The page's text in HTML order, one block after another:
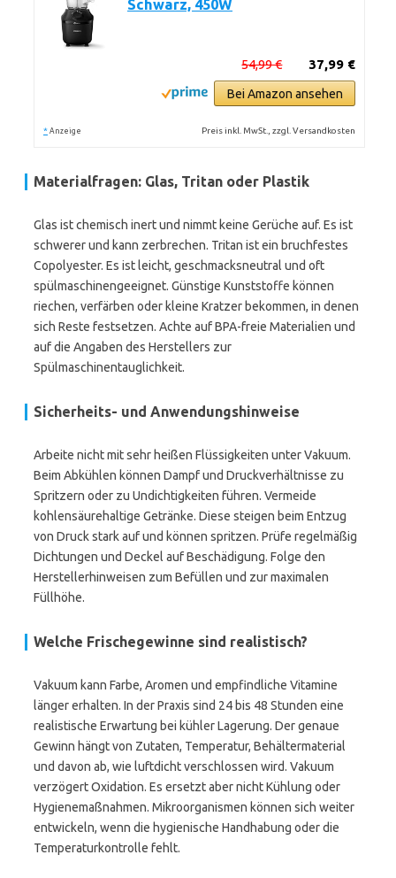
Schwarz, 450W
37,99 €
54,99 €
Bei Amazon ansehen
* Anzeige Preis inkl. MwSt., zzgl. Versandkosten
Materialfragen: Glas, Tritan oder Plastik
Glas ist chemisch inert und nimmt keine Gerüche auf. Es ist
schwerer und kann zerbrechen. Tritan ist ein bruchfestes
Copolyester. Es ist leicht, geschmacksneutral und oft
spülmaschinengeeignet. Günstige Kunststoffe können
riechen, verfärben oder kleine Kratzer bekommen, in denen
sich Reste festsetzen. Achte auf BPA-freie Materialien und
auf die Angaben des Herstellers zur
Spülmaschinentauglichkeit.
Sicherheits- und Anwendungshinweise
Arbeite nicht mit sehr heißen Flüssigkeiten unter Vakuum.
Beim Abkühlen können Dampf und Druckverhältnisse zu
Spritzern oder zu Undichtigkeiten führen. Vermeide
kohlensäurehaltige Getränke. Diese steigen beim Entzug
von Druck stark auf und können spritzen. Prüfe regelmäßig
Dichtungen und Deckel auf Beschädigung. Folge den
Herstellerhinweisen zum Befüllen und zur maximalen
Füllhöhe.
Welche Frischegewinne sind realistisch?
Vakuum kann Farbe, Aromen und empfindliche Vitamine
länger erhalten. In der Praxis sind 24 bis 48 Stunden eine
realistische Erwartung bei kühler Lagerung. Der genaue
Gewinn hängt von Zutaten, Temperatur, Behältermaterial
und davon ab, wie luftdicht verschlossen wird. Vakuum
verzögert Oxidation. Es ersetzt aber nicht Kühlung oder
Hygienemaßnahmen. Mikroorganismen können sich weiter
entwickeln, wenn die hygienische Handhabung oder die
Temperaturkontrolle fehlt.